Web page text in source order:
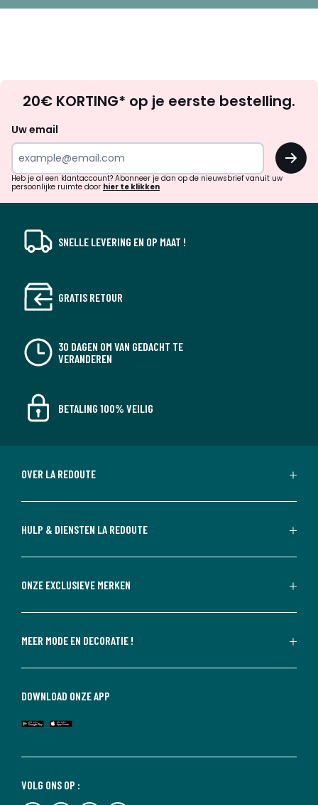
zoek
inspiratie
verrassingen?
20€ KORTING* op je eerste bestelling.
Uw email
OK
Heb je al een klantaccount? Abonneer je dan op de nieuwsbrief vanuit uw
persoonlijke ruimte door hier te klikken
SNELLE LEVERING EN OP MAAT !
GRATIS RETOUR
30 DAGEN OM VAN GEDACHT TE
VERANDEREN
BETALING 100% VEILIG
OVER LA REDOUTE
HULP & DIENSTEN LA REDOUTE
ONZE EXCLUSIEVE MERKEN
MEER MODE EN DECORATIE !
VOLG ONS OP :
DOWNLOAD ONZE APP